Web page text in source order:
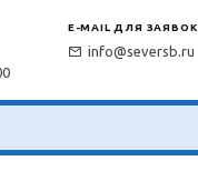
E-MAIL ДЛЯ ЗАЯВОК
info@seversb.ru